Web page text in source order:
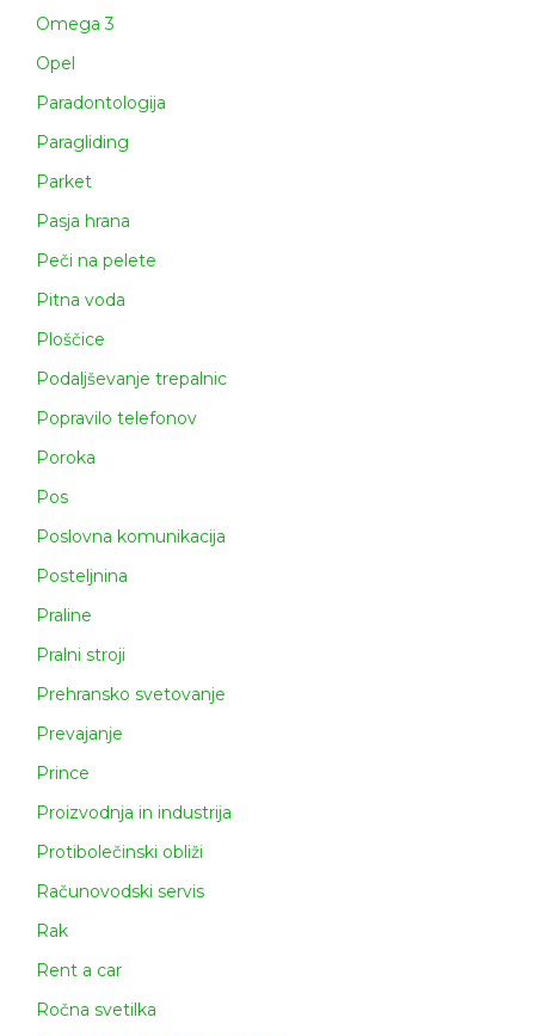
Omega 3
Opel
Paradontologija
Paragliding
Parket
Pasja hrana
Peči na pelete
Pitna voda
Ploščice
Podaljševanje trepalnic
Popravilo telefonov
Poroka
Pos
Poslovna komunikacija
Posteljnina
Praline
Pralni stroji
Prehransko svetovanje
Prevajanje
Prince
Proizvodnja in industrija
Protibolečinski obliži
Računovodski servis
Rak
Rent a car
Ročna svetilka